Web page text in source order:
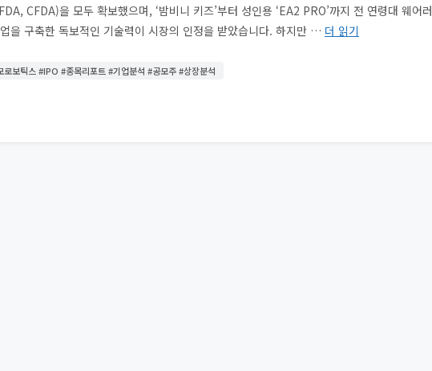
CFDA)을 모두 확보했으며, ‘밤비니 키즈’부터 성인용 ‘EA2 PRO’까지 전 연령대 웨어러
을 구축한 독보적인 기술력이 시장의 인정을 받았습니다. 하지만 … 더 읽기
로보틱스 #IPO #종목리포트 #기업분석 #공모주 #상장분석